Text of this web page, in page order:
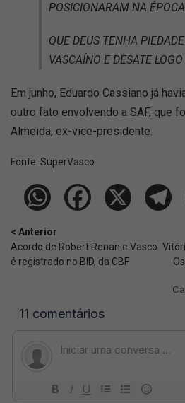
POSICIONARAM NA
QUE DEUS TENHA
VASCAÍNO E DESATE
Em junho, Eduardo Cassiano já
outro fato envolvendo a SAF, que
Almeida, ex-vice-presidente.
Fonte: SuperVasco‎‎‎‎‎‎
< Anterior
Acordo de Robert Renan e Vasco
é registrado no BID, da CBF